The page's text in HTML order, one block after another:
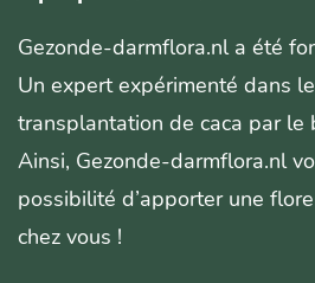
Gezonde-darmflora.nl a été
Un expert expérimenté dans
transplantation de caca par le
Ainsi, Gezonde-darmflora.nl
possibilité d’apporter une
chez vous !